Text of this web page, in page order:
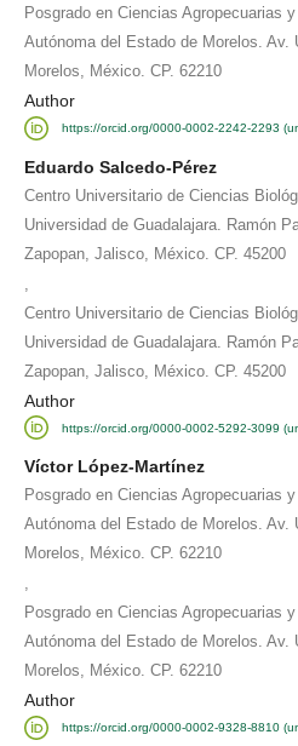
Posgrado en Ciencias Agropecuarias
Autónoma del Estado de Morelos. Av.
Morelos, México. CP. 62210
Author
https://orcid.org/0000-0002-2242-2293
Eduardo Salcedo-Pérez
Centro Universitario de Ciencias
Universidad de Guadalajara. Ramón
Zapopan, Jalisco, México. CP. 45200
Centro Universitario de Ciencias
Universidad de Guadalajara. Ramón
Zapopan, Jalisco, México. CP. 45200
Author
https://orcid.org/0000-0002-5292-3099
Víctor López-Martínez
Posgrado en Ciencias Agropecuarias
Autónoma del Estado de Morelos. Av.
Morelos, México. CP. 62210
,
Posgrado en Ciencias Agropecuarias
Autónoma del Estado de Morelos. Av.
Morelos, México. CP. 62210
Author
https://orcid.org/0000-0002-9328-8810